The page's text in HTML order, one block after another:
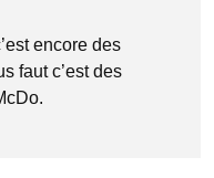
encore des
faut c’est des